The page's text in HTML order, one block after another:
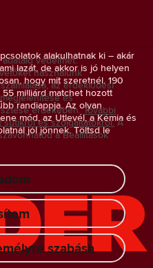
alakulhatnak ki – akár
lazát, de akkor is jó helyen
hogy mit szeretnél. 190
milliárd matchet hozott
randiappja. Az olyan
mód, az Útlevél, a Kémia és
jól jönnek. Töltsd le
védelmét.
használunk
az érdeklődési
és
érdekében. További
sütikről és szolgáltatókról. A
a Beállítások
szabása